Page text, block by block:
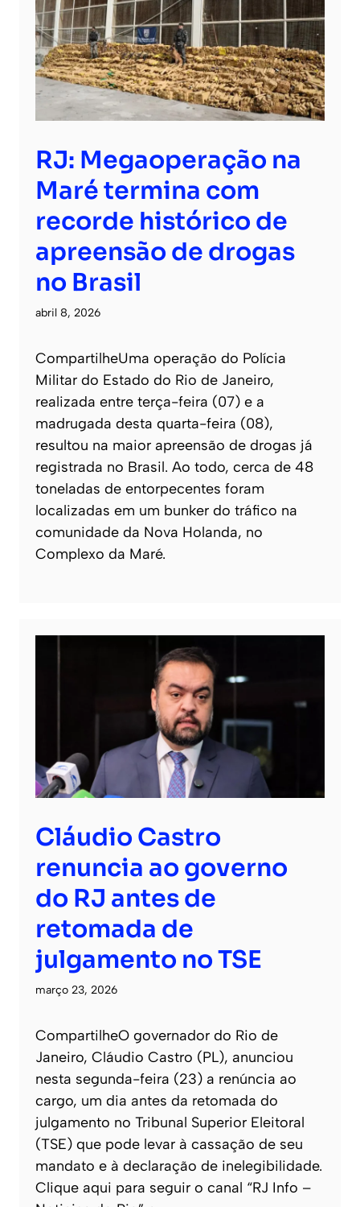
RJ: Megaoperação na
Maré termina com
recorde histórico de
apreensão de drogas
no Brasil
abril 8, 2026
CompartilheUma operação do Polícia
Militar do Estado do Rio de Janeiro,
realizada entre terça-feira (07) e a
madrugada desta quarta-feira (08),
resultou na maior apreensão de drogas já
registrada no Brasil. Ao todo, cerca de 48
toneladas de entorpecentes foram
localizadas em um bunker do tráfico na
comunidade da Nova Holanda, no
Complexo da Maré.
Cláudio Castro
renuncia ao governo
do RJ antes de
retomada de
julgamento no TSE
março 23, 2026
CompartilheO governador do Rio de
Janeiro, Cláudio Castro (PL), anunciou
nesta segunda-feira (23) a renúncia ao
cargo, um dia antes da retomada do
julgamento no Tribunal Superior Eleitoral
(TSE) que pode levar à cassação de seu
mandato e à declaração de inelegibilidade.
Clique aqui para seguir o canal “RJ Info –